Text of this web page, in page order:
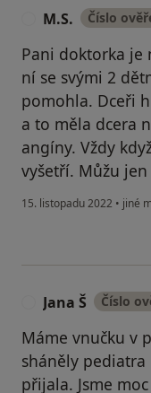
M.S. Číslo
Pani doktorka je
ní se svými 2
pomohla. Dceři
a to měla dcera
angíny. Vždy
vyšetří. Můžu
15. listopadu 2022 • jiné
Jana Š Číslo
Máme vnučku v
sháněly
přijala. Jsme